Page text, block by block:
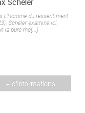
L’Homme du ressentiment
Scheler examine ici,
la pure mé[...]
+ d'informations